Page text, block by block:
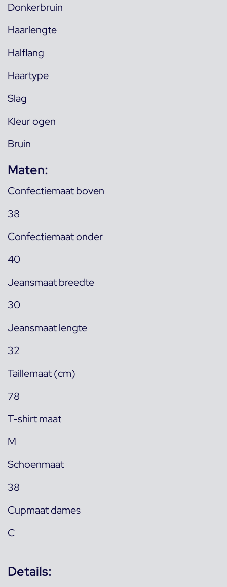
Donkerbruin
Haarlengte
Halflang
Haartype
Slag
Kleur ogen
Bruin
Maten:
Confectiemaat boven
38
Confectiemaat onder
40
Jeansmaat breedte
30
Jeansmaat lengte
32
Taillemaat (cm)
78
T-shirt maat
M
Schoenmaat
38
Cupmaat dames
C
Details: